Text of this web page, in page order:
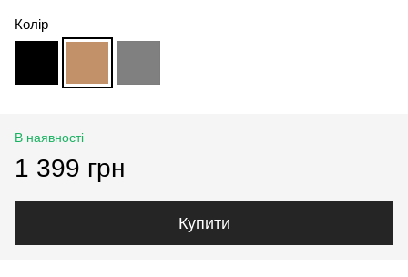
Колір
В наявності
1 399 грн
Купити